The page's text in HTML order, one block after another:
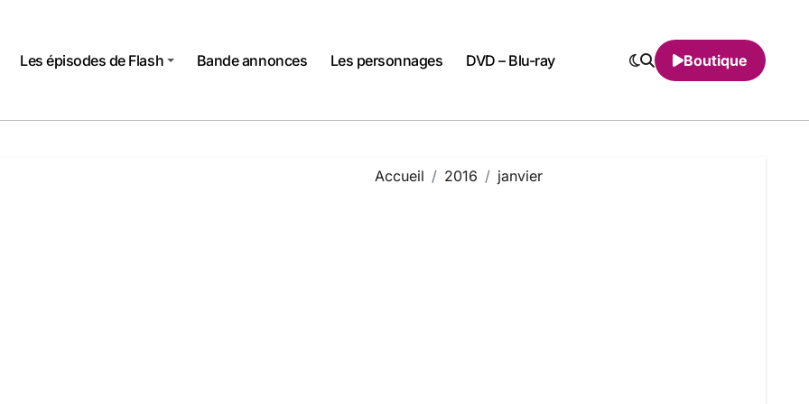
Les épisodes de Flash Bande annonces Les personnages DVD – Blu-ray Boutique
Accueil 2016 janvier